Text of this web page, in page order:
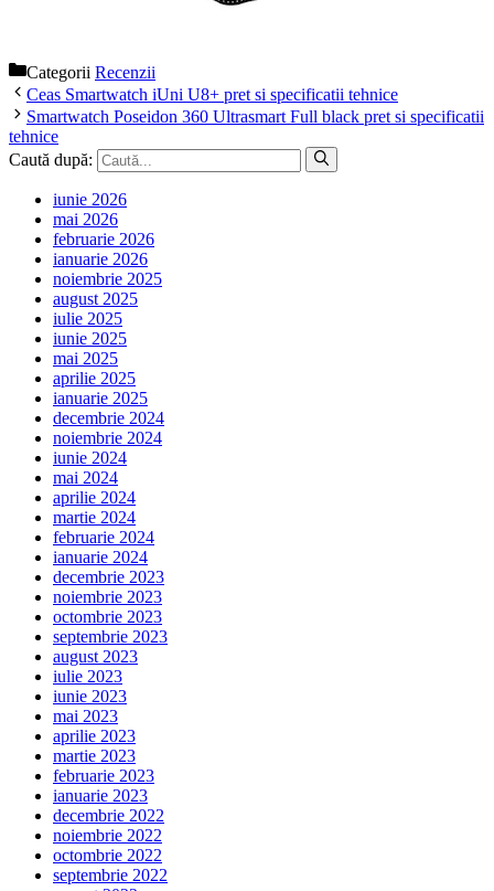
Categorii Recenzii
Ceas Smartwatch iUni U8+ pret si specificatii tehnice
Smartwatch Poseidon 360 Ultrasmart Full black pret si specificatii
tehnice
Caută după:
iunie 2026
mai 2026
februarie 2026
ianuarie 2026
noiembrie 2025
august 2025
iulie 2025
iunie 2025
mai 2025
aprilie 2025
ianuarie 2025
decembrie 2024
noiembrie 2024
iunie 2024
mai 2024
aprilie 2024
martie 2024
februarie 2024
ianuarie 2024
decembrie 2023
noiembrie 2023
octombrie 2023
septembrie 2023
august 2023
iulie 2023
iunie 2023
mai 2023
aprilie 2023
martie 2023
februarie 2023
ianuarie 2023
decembrie 2022
noiembrie 2022
octombrie 2022
septembrie 2022